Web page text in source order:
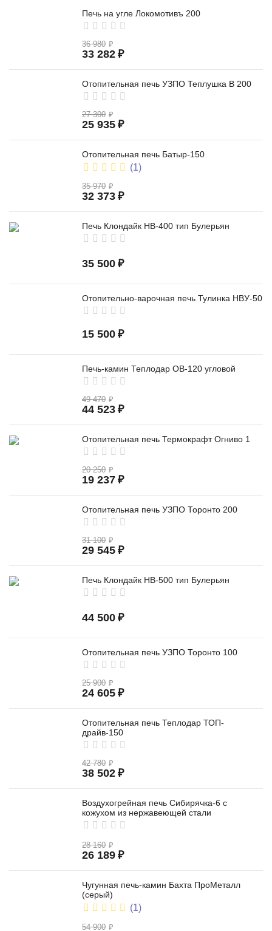
Печь на угле Локомотивъ 200
36 980 ₽
33 282 ₽
Отопительная печь УЗПО Теплушка В 200
27 300 ₽
25 935 ₽
Отопительная печь Батыр-150
(1)
35 970 ₽
32 373 ₽
Печь Клондайк НВ-400 тип Булерьян
35 500 ₽
Отопительно-варочная печь Тулинка НВУ-50
15 500 ₽
Печь-камин Теплодар ОВ-120 угловой
49 470 ₽
44 523 ₽
Отопительная печь Термокрафт Огниво 1
20 250 ₽
19 237 ₽
Отопительная печь УЗПО Торонто 200
31 100 ₽
29 545 ₽
Печь Клондайк НВ-500 тип Булерьян
44 500 ₽
Отопительная печь УЗПО Торонто 100
25 900 ₽
24 605 ₽
Отопительная печь Теплодар ТОП-
драйв-150
42 780 ₽
38 502 ₽
Воздухогрейная печь Сибирячка-6 с
кожухом из нержавеющей стали
28 160 ₽
26 189 ₽
Чугунная печь-камин Бахта ПроМеталл
(серый)
(1)
54 900 ₽